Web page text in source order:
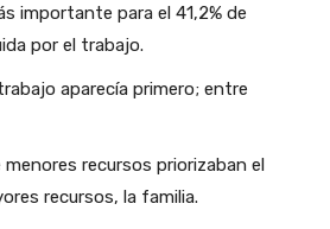
importante para el 41,2% de
por el trabajo.
aparecía primero; entre
recursos priorizaban el
recursos, la familia.